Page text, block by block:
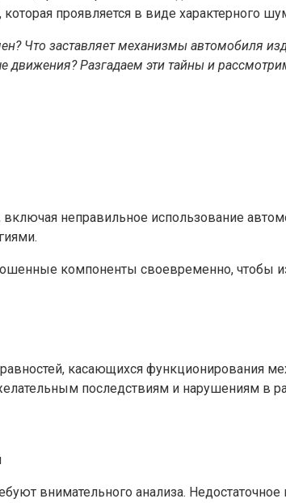
проявляется в виде характерного
Что заставляет механизмы автомобиля
Разгадаем эти тайны и
неправильное использование
компоненты своевременно, чтобы
касающихся функционирования
последствиям и нарушениям в
внимательного анализа.